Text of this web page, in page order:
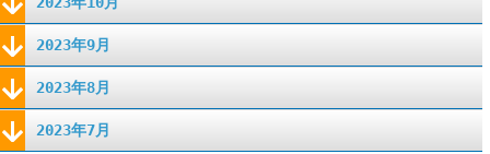
2023年9月
2023年8月
2023年7月